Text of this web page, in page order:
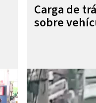
Carga de
sobre